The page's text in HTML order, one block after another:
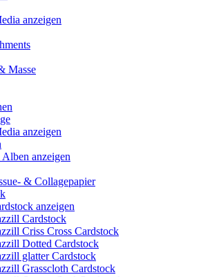
anzeigen
Masse
anzeigen
anzeigen
& Collagepapier
anzeigen
Cardstock
Criss Cross Cardstock
Dotted Cardstock
glatter Cardstock
Grasscloth Cardstock